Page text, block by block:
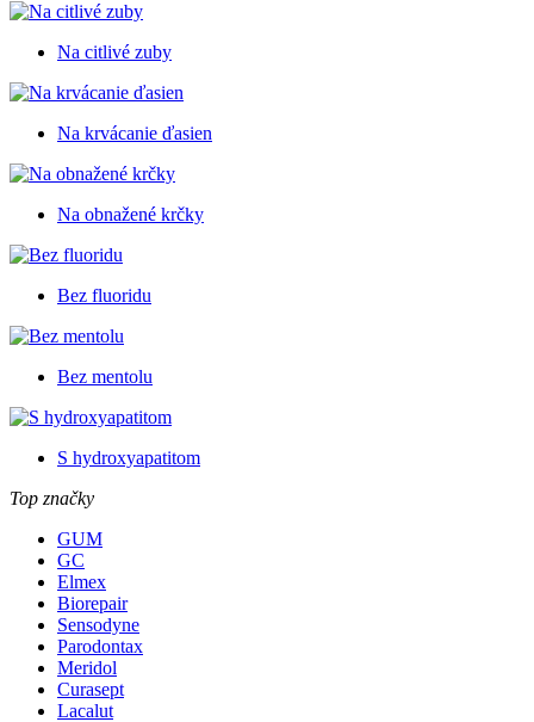
Na citlivé zuby
Na krvácanie ďasien
Na obnažené krčky
Bez fluoridu
Bez mentolu
S hydroxyapatitom
Top značky
GUM
GC
Elmex
Biorepair
Sensodyne
Parodontax
Meridol
Curasept
Lacalut